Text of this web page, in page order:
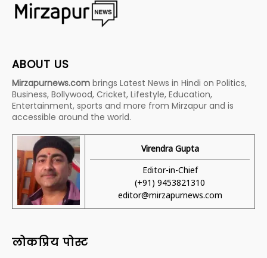
ABOUT US
Mirzapurnews.com brings Latest News in Hindi on Politics,
Business, Bollywood, Cricket, Lifestyle, Education,
Entertainment, sports and more from Mirzapur and is
accessible around the world.
Virendra Gupta
Editor-in-Chief
(+91) 9453821310
editor@mirzapurnews.com
लोकप्रिय पोस्ट